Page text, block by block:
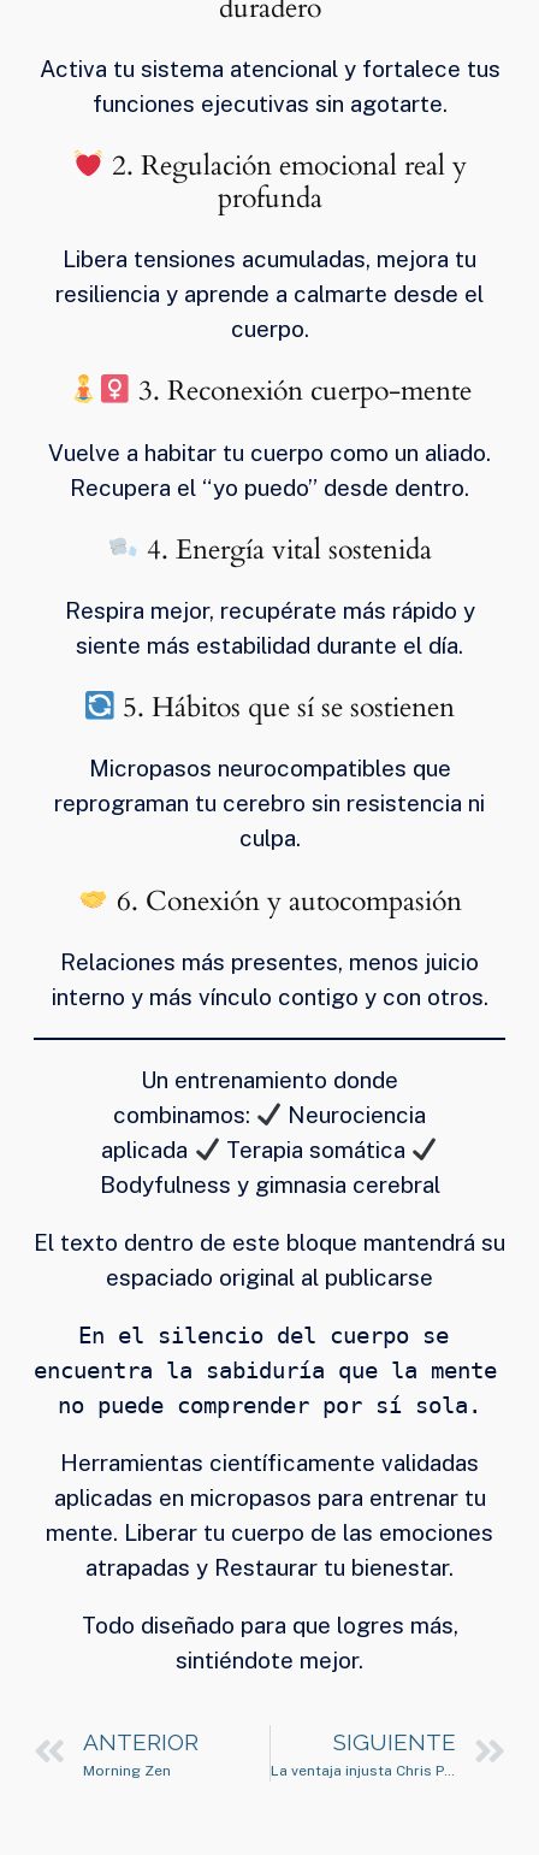
Activa tu sistema atencional y fortalece tus
funciones ejecutivas sin agotarte.
2. Regulación emocional real y
profunda
Libera tensiones acumuladas, mejora tu
resiliencia y aprende a calmarte desde el
cuerpo.
3. Reconexión cuerpo-mente
Vuelve a habitar tu cuerpo como un aliado.
Recupera el “yo puedo” desde dentro.
4. Energía vital sostenida
Respira mejor, recupérate más rápido y
siente más estabilidad durante el día.
5. Hábitos que sí se sostienen
Micropasos neurocompatibles que
reprograman tu cerebro sin resistencia ni
culpa.
6. Conexión y autocompasión
Relaciones más presentes, menos juicio
interno y más vínculo contigo y con otros.
Un entrenamiento donde
combinamos:
Neurociencia
aplicada
Terapia somática
Bodyfulness y gimnasia cerebral
El texto dentro de este bloque mantendrá su
espaciado original al publicarse
En el silencio del cuerpo se
encuentra la sabiduría que la mente
no puede comprender por sí sola.
Herramientas científicamente validadas
aplicadas en micropasos para entrenar tu
mente. Liberar tu cuerpo de las emociones
atrapadas y Restaurar tu bienestar.
Todo diseñado para que logres más,
sintiéndote mejor.
ANTERIOR
Morning Zen
SIGUIENTE
La ventaja injusta Chris Payne